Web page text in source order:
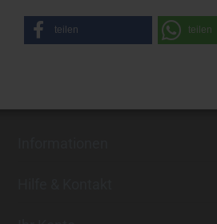
teilen teilen